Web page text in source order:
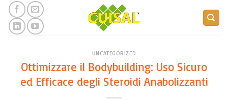
Skip
content
UNCATEGORIZED
Ottimizzare il Bodybuilding: Uso Sicuro
ed Efficace degli Steroidi Anabolizzanti